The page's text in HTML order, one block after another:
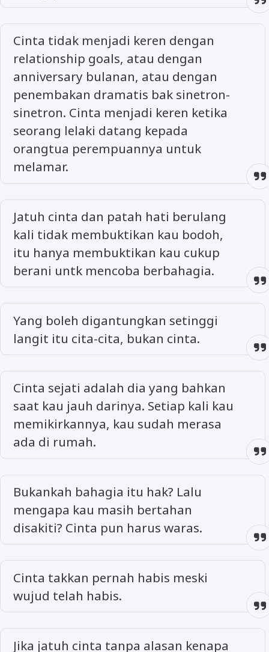
Cinta tidak menjadi keren dengan
relationship goals, atau dengan
anniversary bulanan, atau dengan
penembakan dramatis bak sinetron-
sinetron. Cinta menjadi keren ketika
seorang lelaki datang kepada
orangtua perempuannya untuk
melamar.
Jatuh cinta dan patah hati berulang
kali tidak membuktikan kau bodoh,
itu hanya membuktikan kau cukup
berani untk mencoba berbahagia.
Yang boleh digantungkan setinggi
langit itu cita-cita, bukan cinta.
Cinta sejati adalah dia yang bahkan
saat kau jauh darinya. Setiap kali kau
memikirkannya, kau sudah merasa
ada di rumah.
Bukankah bahagia itu hak? Lalu
mengapa kau masih bertahan
disakiti? Cinta pun harus waras.
Cinta takkan pernah habis meski
wujud telah habis.
Jika jatuh cinta tanpa alasan kenapa